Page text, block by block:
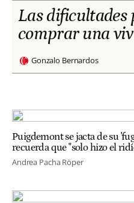
Las dificultades
comprar una
Gonzalo Bernardos
Puigdemont se jacta de su
recuerda que "solo hizo el
Andrea Pacha Röper